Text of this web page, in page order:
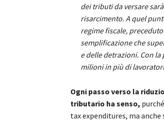
dei tributi da versare
risarcimento. A quel
regime fiscale,
semplificazione che
e delle detrazioni. Con
milioni in più di
Ogni passo verso la
tributario ha senso,
tax expenditures, ma anche